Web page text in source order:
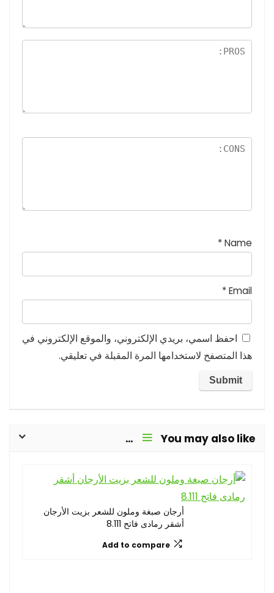
نج
Name
*
Email
*
احفظ اسمي، بريدي الإلكتروني، والموقع الإلكتروني في
هذا المتصفح لاستخدامها المرة المقبلة في تعليقي.
You may also like…
أرجان صبغة وملون للشعر بزيت الأرجان
أشقر رمادى فاتح 8.111
Add to compare